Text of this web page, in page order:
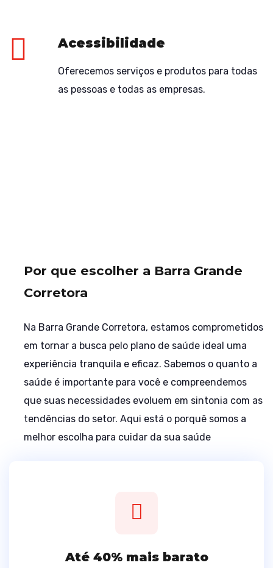
Acessibilidade
Oferecemos serviços e produtos para todas
as pessoas e todas as empresas.
Por que escolher a Barra Grande
Corretora
Na Barra Grande Corretora, estamos comprometidos
em tornar a busca pelo plano de saúde ideal uma
experiência tranquila e eficaz. Sabemos o quanto a
saúde é importante para você e compreendemos
que suas necessidades evoluem em sintonia com as
tendências do setor. Aqui está o porquê somos a
melhor escolha para cuidar da sua saúde
Até 40% mais barato